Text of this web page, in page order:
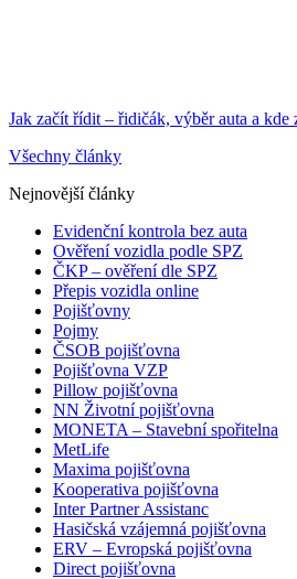
Jak začít řídit – řidičák, výběr auta a kde
Všechny články
Nejnovější články
Evidenční kontrola bez auta
Ověření vozidla podle SPZ
ČKP – ověření dle SPZ
Přepis vozidla online
Pojišťovny
Pojmy
ČSOB pojišťovna
Pojišťovna VZP
Pillow pojišťovna
NN Životní pojišťovna
MONETA – Stavební spořitelna
MetLife
Maxima pojišťovna
Kooperativa pojišťovna
Inter Partner Assistanc
Hasičská vzájemná pojišťovna
ERV – Evropská pojišťovna
Direct pojišťovna